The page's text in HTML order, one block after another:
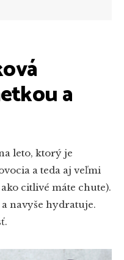
a
leto, ktorý je
a teda aj veľmi
citlivé máte chute).
navyše hydratuje.